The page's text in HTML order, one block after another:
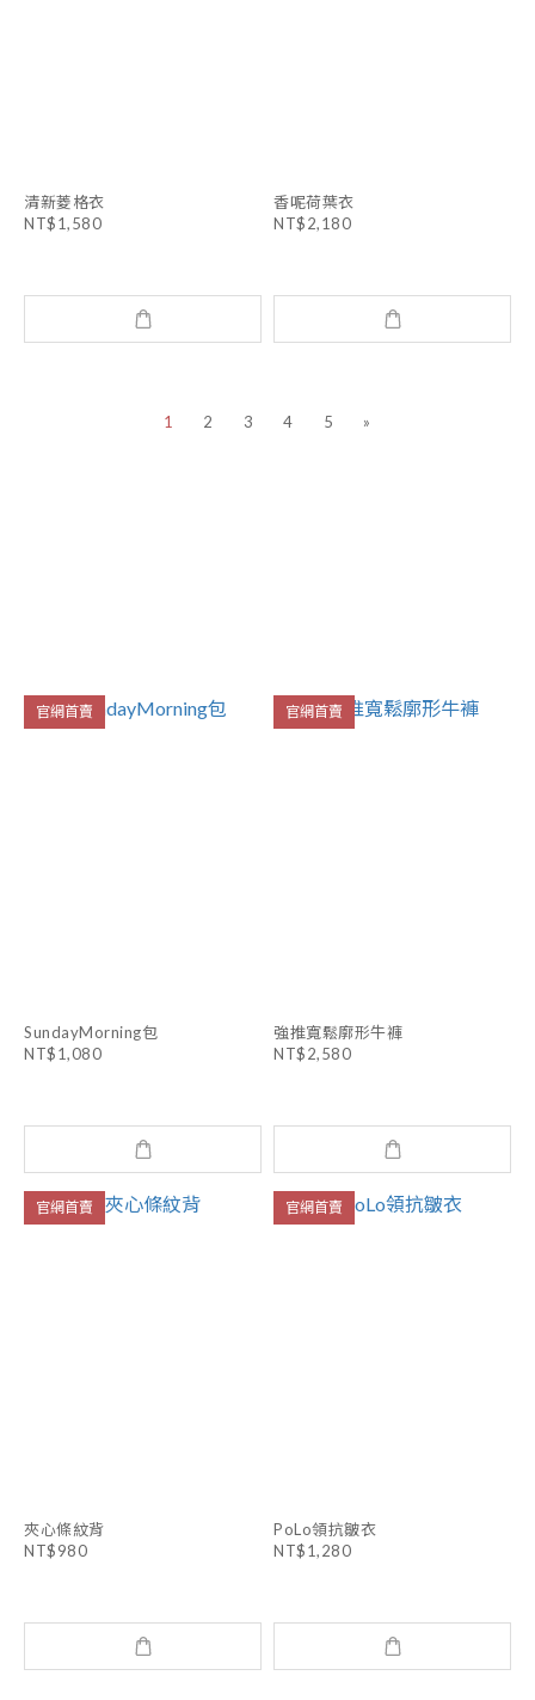
清新菱格衣
NT$1,580
香呢荷葉衣
NT$2,180
1 2 3 4 5 »
官網首賣
SundayMorning包
NT$1,080
官網首賣
強推寬鬆廓形牛褲
NT$2,580
官網首賣
夾心條紋背
NT$980
官網首賣
PoLo領抗皺衣
NT$1,280